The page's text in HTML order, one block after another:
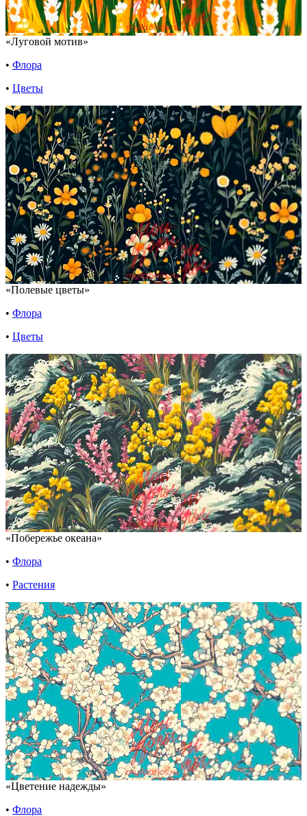
«Луговой мотив»
• Флора
• Цветы
«Полевые цветы»
• Флора
• Цветы
«Побережье океана»
• Флора
• Растения
«Цветение надежды»
• Флора